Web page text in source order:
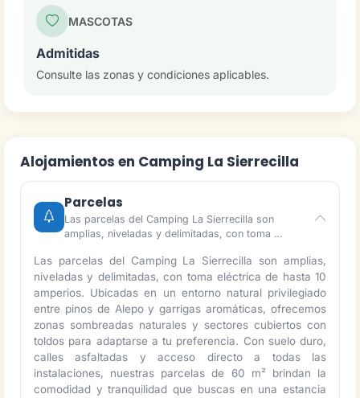
MASCOTAS
Admitidas
Consulte las zonas y condiciones aplicables.
Alojamientos en Camping La Sierrecilla
Parcelas
Las parcelas del Camping La Sierrecilla son
amplias, niveladas y delimitadas, con toma …
Las parcelas del Camping La Sierrecilla son amplias,
niveladas y delimitadas, con toma eléctrica de hasta 10
amperios. Ubicadas en un entorno natural privilegiado
entre pinos de Alepo y garrigas aromáticas, ofrecemos
zonas sombreadas naturales y sectores cubiertos con
toldos para adaptarse a tu preferencia. Con suelo duro,
calles asfaltadas y acceso directo a todas las
instalaciones, nuestras parcelas de 60 m² brindan la
comodidad y tranquilidad que buscas en una estancia